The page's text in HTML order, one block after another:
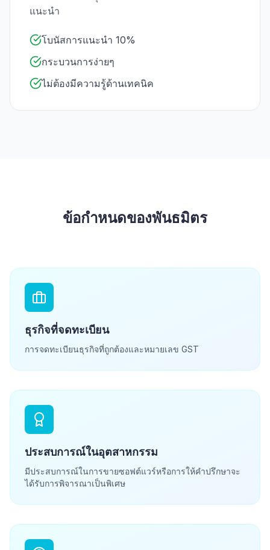
แนะนำ
โบนัสการแนะนำ 10%
กระบวนการง่ายๆ
ไม่ต้องมีความรู้ด้านเทคนิค
ข้อกำหนดของพันธมิตร
ธุรกิจที่จดทะเบียน
การจดทะเบียนธุรกิจที่ถูกต้องและหมายเลข GST
ประสบการณ์ในอุตสาหกรรม
มีประสบการณ์ในการขายซอฟต์แวร์หรือการให้คำปรึกษาจะ
ได้รับการพิจารณาเป็นพิเศษ